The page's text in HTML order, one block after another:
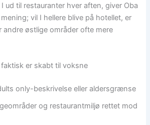
ud til restauranter hver aften, giver Oba
vil I hellere blive på hotellet, er
andre østlige områder ofte mere
er skabt til voksne
only-beskrivelse eller aldersgrænse
og restaurantmiljø rettet mod